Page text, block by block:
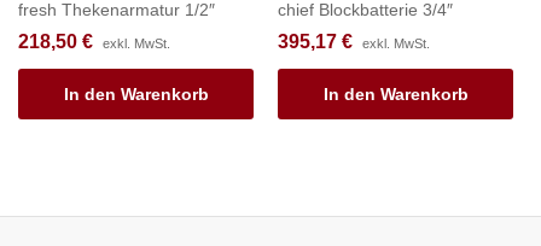
fresh Thekenarmatur 1/2″
218,50 € exkl. MwSt.
In den Warenkorb
chief Blockbatterie 3/4″
395,17 € exkl. MwSt.
In den Warenkorb